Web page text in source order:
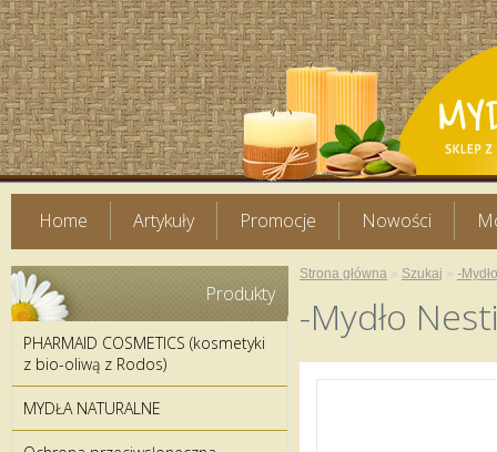
Home Artykuły Promocje Nowości
Produkty
PHARMAID COSMETICS (kosmetyki
z bio-oliwą z Rodos)
MYDŁA NATURALNE
Strona główna » Szukaj » -
-Mydło